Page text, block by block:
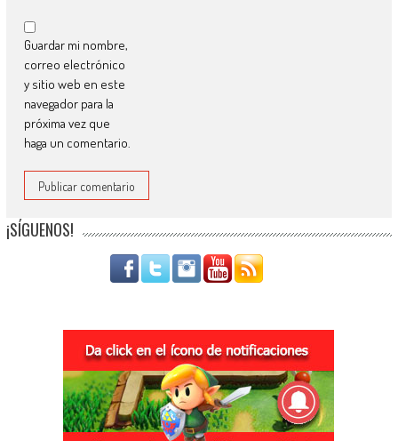
Guardar mi nombre,
correo electrónico
y sitio web en este
navegador para la
próxima vez que
haga un comentario.
¡SÍGUENOS!